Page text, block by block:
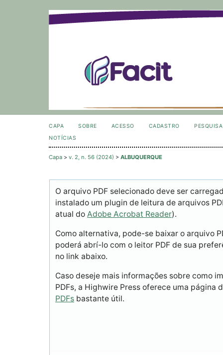
CAPA SOBRE ACESSO CADASTRO
PESQUISA
NOTÍCIAS
Capa > v. 2, n. 56 (2024) > ALBUQUERQUE
O arquivo PDF selecionado deve ser
instalado um plugin de leitura de arquivos
atual do Adobe Acrobat Reader).
Como alternativa, pode-se baixar o arquivo
poderá abrí-lo com o leitor PDF de sua
no link abaixo.
Caso deseje mais informações sobre como
PDFs, a Highwire Press oferece uma página
PDFs bastante útil.